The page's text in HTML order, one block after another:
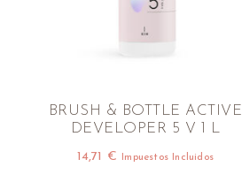
BRUSH & BOTTLE ACTIVE
DEVELOPER 5 V 1 L
14,71 € Impuestos Incluidos